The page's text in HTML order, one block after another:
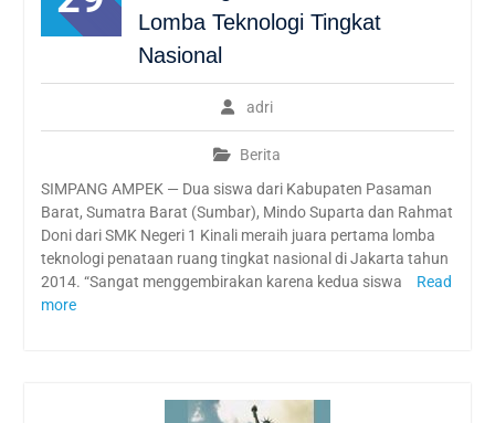
Lomba Teknologi Tingkat
Nasional
adri
Berita
SIMPANG AMPEK — Dua siswa dari Kabupaten Pasaman
Barat, Sumatra Barat (Sumbar), Mindo Suparta dan Rahmat
Doni dari SMK Negeri 1 Kinali meraih juara pertama lomba
teknologi penataan ruang tingkat nasional di Jakarta tahun
2014. “Sangat menggembirakan karena kedua siswa
Read
more